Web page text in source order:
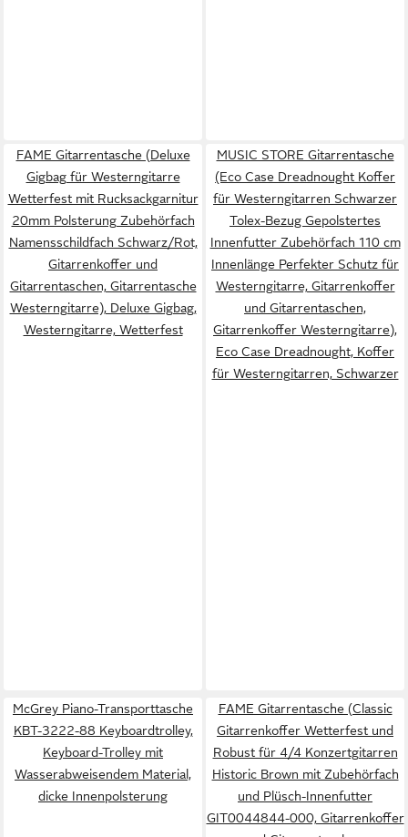
FAME Gitarrentasche (Deluxe
Gigbag für Westerngitarre
Wetterfest mit Rucksackgarnitur
20mm Polsterung Zubehörfach
Namensschildfach Schwarz/Rot,
Gitarrenkoffer und
Gitarrentaschen, Gitarrentasche
Westerngitarre), Deluxe Gigbag,
Westerngitarre, Wetterfest
MUSIC STORE Gitarrentasche
(Eco Case Dreadnought Koffer
für Westerngitarren Schwarzer
Tolex-Bezug Gepolstertes
Innenfutter Zubehörfach 110 cm
Innenlänge Perfekter Schutz für
Westerngitarre, Gitarrenkoffer
und Gitarrentaschen,
Gitarrenkoffer Westerngitarre),
Eco Case Dreadnought, Koffer
für Westerngitarren, Schwarzer
McGrey Piano-Transporttasche
KBT-3222-88 Keyboardtrolley,
Keyboard-Trolley mit
Wasserabweisendem Material,
dicke Innenpolsterung
FAME Gitarrentasche (Classic
Gitarrenkoffer Wetterfest und
Robust für 4/4 Konzertgitarren
Historic Brown mit Zubehörfach
und Plüsch-Innenfutter
GIT0044844-000, Gitarrenkoffer